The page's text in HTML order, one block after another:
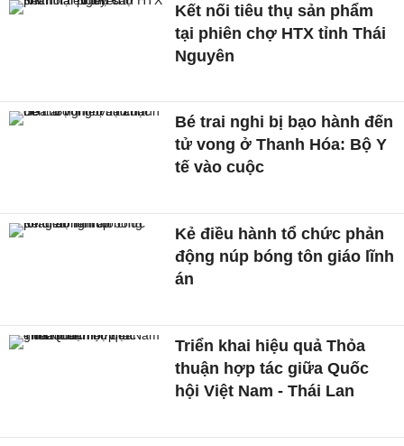
Kết nối tiêu thụ sản phẩm
tại phiên chợ HTX tỉnh Thái
Nguyên
Bé trai nghi bị bạo hành đến
tử vong ở Thanh Hóa: Bộ Y
tế vào cuộc
Kẻ điều hành tổ chức phản
động núp bóng tôn giáo lĩnh
án
Triển khai hiệu quả Thỏa
thuận hợp tác giữa Quốc
hội Việt Nam - Thái Lan